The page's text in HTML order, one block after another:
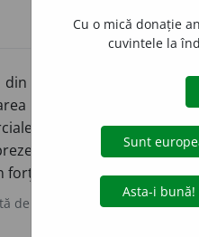
mai multe părți; care
unui număr real cu
industriale, sportive).
și amintiri cu o
forțele proprii. (<fr.
de acțiuni
Cu o mică donație
cuvintele la